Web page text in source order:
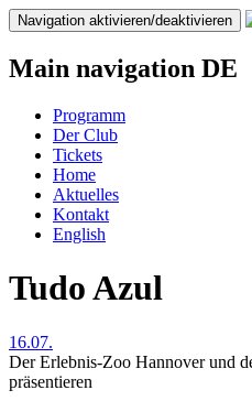
Direkt
zum
Inhalt
Navigation aktivieren/deaktivieren
Main navigation DE
Programm
Der Club
Tickets
Home
Aktuelles
Kontakt
English
Tudo Azul
16.07.
Der Erlebnis-Zoo Hannover und
präsentieren